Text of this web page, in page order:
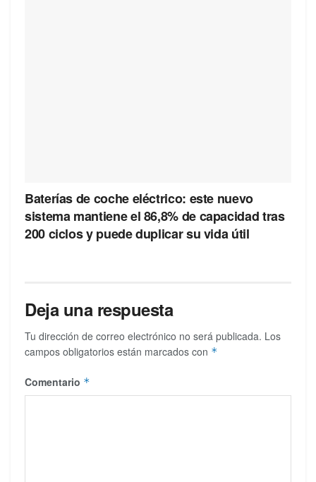
Baterías de coche eléctrico: este nuevo
sistema mantiene el 86,8% de capacidad tras
200 ciclos y puede duplicar su vida útil
Deja una respuesta
Tu dirección de correo electrónico no será publicada. Los
campos obligatorios están marcados con *
Comentario *